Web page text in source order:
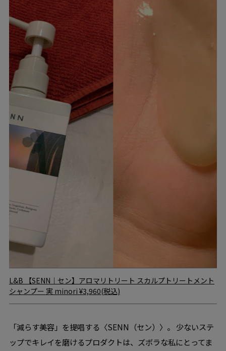
L&B
【SENN｜セン】アロマリトリート スカルプトリートメント
シャンプー 実 minori ¥3,960(税込)
「減らす美容」を提唱する〈SENN（セン）〉。 少ないステ
ップでキレイを磨けるプロダクトは、ズボラな私にとってま